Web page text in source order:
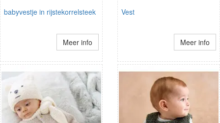
babyvestje in rijstekorrelsteek
Meer info
Vest
Meer info